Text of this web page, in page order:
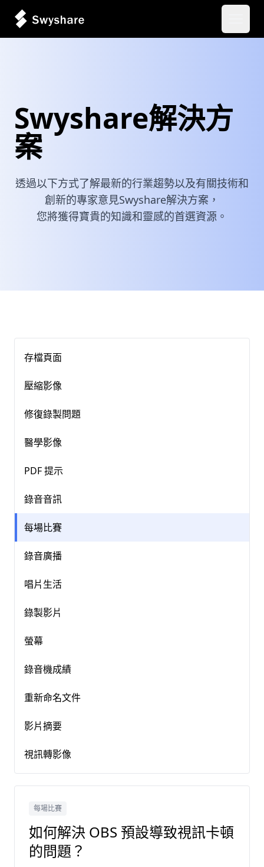
Swyshare解決方
案
透過以下方式了解最新的行業趨勢以及有關技術和
創新的專家意見Swyshare解決方案，
您將獲得寶貴的知識和靈感的首選資源。
存檔頁面
壓縮影像
修復錄製問題
醫學影像
PDF 提示
錄音音訊
每場比賽
錄音廣播
唱片生活
錄製影片
螢幕
錄音機成績
重新命名文件
影片摘要
視訊轉影像
每場比賽
如何解決 OBS 預設導致視訊卡頓
的問題？